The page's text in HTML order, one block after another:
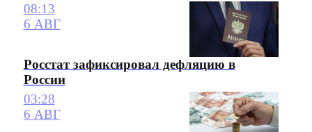
08:13
6 АВГ
Росстат зафиксировал дефляцию в
России
03:28
6 АВГ